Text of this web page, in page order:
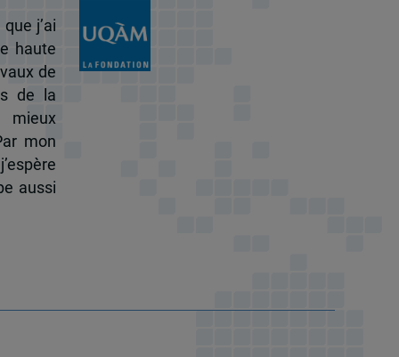
j’ai
haute
de
de la
mieux
mon
aussi